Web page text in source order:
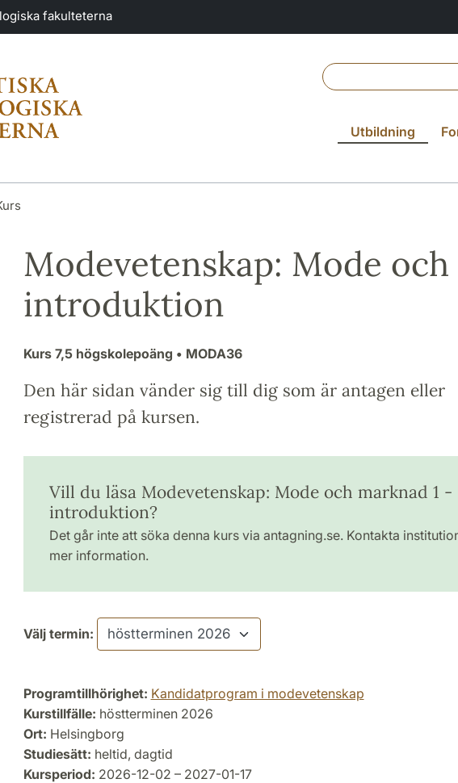
fakulteterna
Utbildning
Modevetenskap: Mode
introduktion
Kurs 7,5 högskolepoäng • MODA36
Den här sidan vänder sig till dig som är antagen eller
registrerad på kursen.
Vill du läsa Modevetenskap: Mode och marknad 1 -
introduktion?
Det går inte att söka denna kurs via antagning.se. Kontakta
mer information.
Välj termin:
Programtillhörighet: Kandidatprogram i modevetenskap
Kurstillfälle: höstterminen 2026
Ort: Helsingborg
Studiesätt: heltid, dagtid
Kursperiod: 2026-12-02 – 2027-01-17